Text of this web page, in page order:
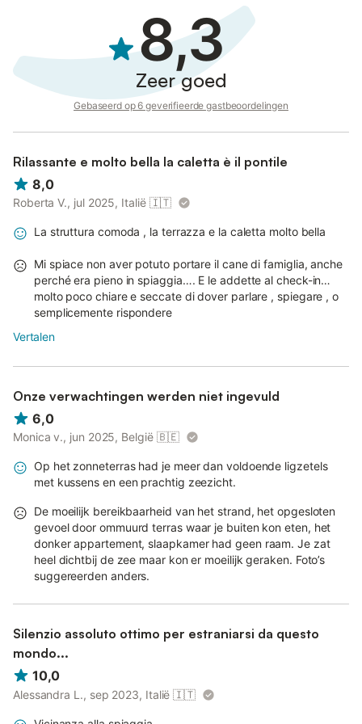
8,3
Zeer goed
Gebaseerd op 6 geverifieerde gastbeoordelingen
Rilassante e molto bella la caletta è il pontile
8,0
Roberta V., jul 2025, Italië 🇮🇹
La struttura comoda , la terrazza e la caletta molto bella
Mi spiace non aver potuto portare il cane di famiglia, anche
perché era pieno in spiaggia…. E le addette al check-in…
molto poco chiare e seccate di dover parlare , spiegare , o
semplicemente rispondere
Vertalen
Onze verwachtingen werden niet ingevuld
6,0
Monica v., jun 2025, België 🇧🇪
Op het zonneterras had je meer dan voldoende ligzetels
met kussens en een prachtig zeezicht.
De moeilijk bereikbaarheid van het strand, het opgesloten
gevoel door ommuurd terras waar je buiten kon eten, het
donker appartement, slaapkamer had geen raam. Je zat
heel dichtbij de zee maar kon er moeilijk geraken. Foto’s
suggereerden anders.
Silenzio assoluto ottimo per estraniarsi da questo
mondo...
10,0
Alessandra L., sep 2023, Italië 🇮🇹